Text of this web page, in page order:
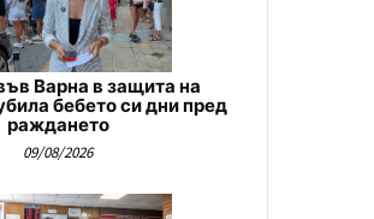
Варна в защита на
бебето си дни пред
раждането
09/08/2026